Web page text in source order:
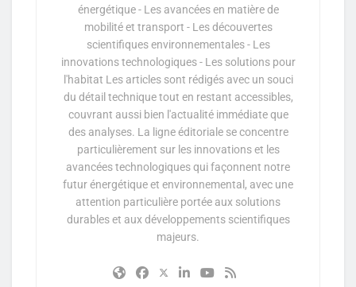
énergétique - Les avancées en matière de
mobilité et transport - Les découvertes
scientifiques environnementales - Les
innovations technologiques - Les solutions pour
l'habitat Les articles sont rédigés avec un souci
du détail technique tout en restant accessibles,
couvrant aussi bien l'actualité immédiate que
des analyses. La ligne éditoriale se concentre
particulièrement sur les innovations et les
avancées technologiques qui façonnent notre
futur énergétique et environnemental, avec une
attention particulière portée aux solutions
durables et aux développements scientifiques
majeurs.